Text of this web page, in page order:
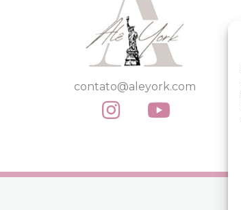
contato@aleyork.com